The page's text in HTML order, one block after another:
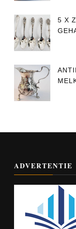
5 X
ADVERTENTIE